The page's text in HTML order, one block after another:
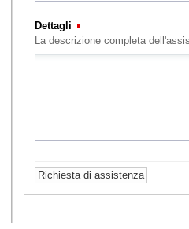
Dettagli
La descrizione completa